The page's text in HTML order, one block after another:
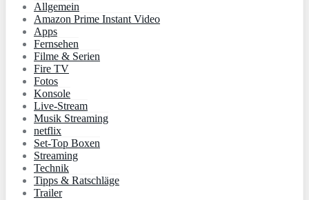
Allgemein
Amazon Prime Instant Video
Apps
Fernsehen
Filme & Serien
Fire TV
Fotos
Konsole
Live-Stream
Musik Streaming
netflix
Set-Top Boxen
Streaming
Technik
Tipps & Ratschläge
Trailer